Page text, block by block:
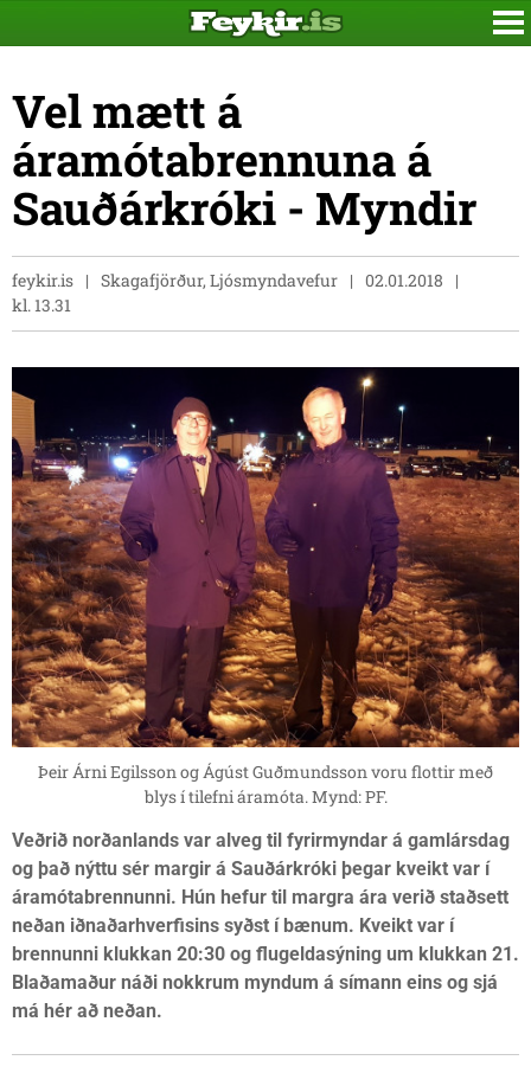
Vel mætt á
áramótabrennuna á
Sauðárkróki - Myndir
feykir.is Skagafjörður, Ljósmyndavefur
02.01.2018
kl. 13.31
Þeir Árni Egilsson og Ágúst Guðmundsson voru flottir með
blys í tilefni áramóta. Mynd: PF.
Veðrið norðanlands var alveg til fyrirmyndar á gamlársdag
og það nýttu sér margir á Sauðárkróki þegar kveikt var í
áramótabrennunni. Hún hefur til margra ára verið staðsett
neðan iðnaðarhverfisins syðst í bænum. Kveikt var í
brennunni klukkan 20:30 og flugeldasýning um klukkan 21.
Blaðamaður náði nokkrum myndum á símann eins og sjá
má hér að neðan.